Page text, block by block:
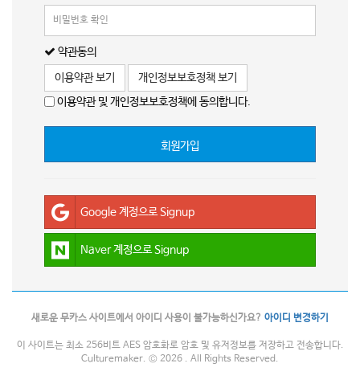
약관동의
이용약관 보기
개인정보보호정책 보기
이용약관 및 개인정보보호정책에 동의합니다.
회원가입
Google 계정으로 Signup
Naver 계정으로 Signup
새로운 무카스 사이트에서 아이디 사용이 불가능하신가요? 아이디 변경하기
이 사이트는 최소 256비트 AES 암호화로 암호 및 유저정보를 저장하고 전송합니다.
Culturemaker. © 2026 . All Rights Reserved.